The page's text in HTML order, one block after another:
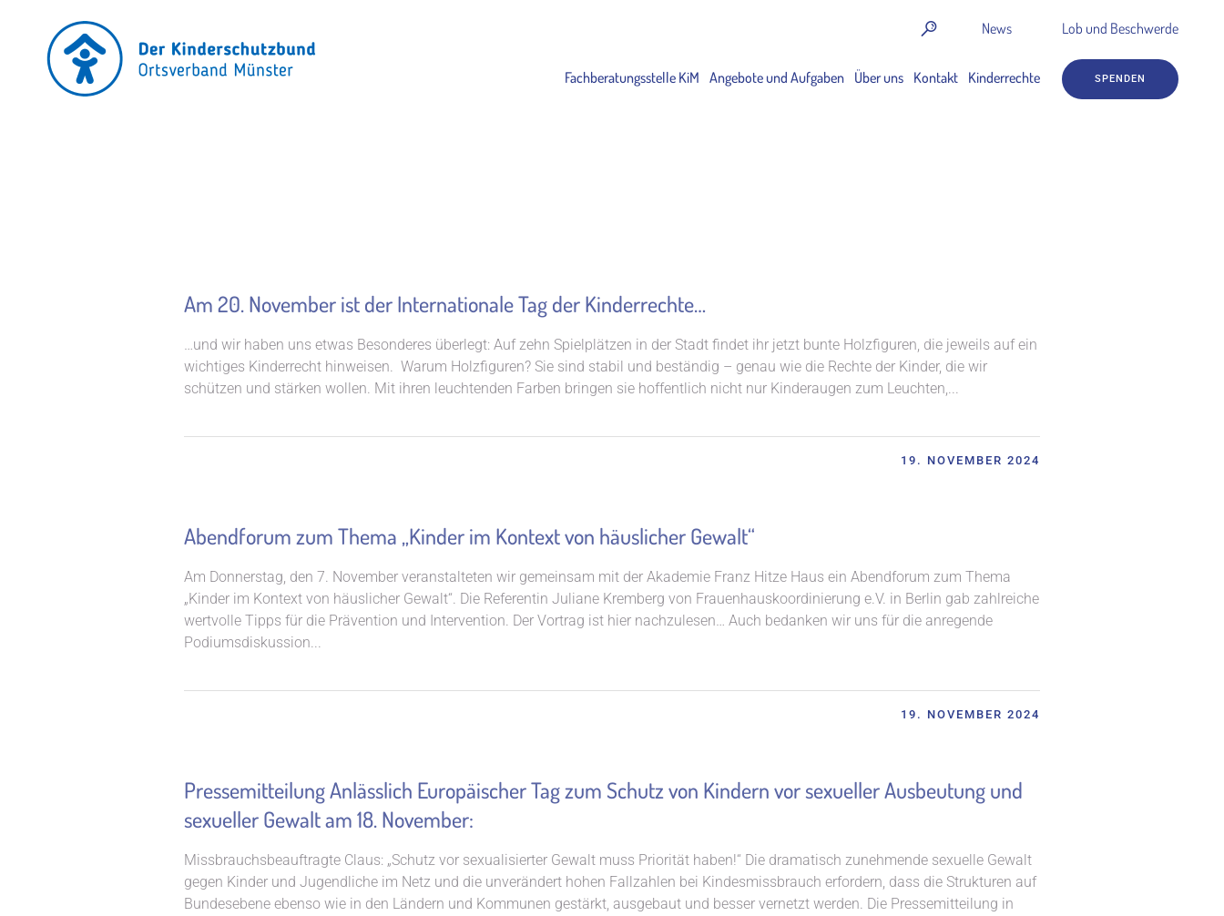
News Lob und Beschwerde
SPENDEN
Fachberatungsstelle KiM Angebote und Aufgaben Über uns Kontakt Kinderrechte
Am 20. November ist der Internationale Tag der Kinderrechte…
…und wir haben uns etwas Besonderes überlegt: Auf zehn Spielplätzen in der Stadt findet ihr jetzt bunte Holzfiguren, die jeweils auf ein
wichtiges Kinderrecht hinweisen. Warum Holzfiguren? Sie sind stabil und beständig – genau wie die Rechte der Kinder, die wir
schützen und stärken wollen. Mit ihren leuchtenden Farben bringen sie hoffentlich nicht nur Kinderaugen zum Leuchten,...
19. NOVEMBER 2024
Abendforum zum Thema „Kinder im Kontext von häuslicher Gewalt“
Am Donnerstag, den 7. November veranstalteten wir gemeinsam mit der Akademie Franz Hitze Haus ein Abendforum zum Thema
„Kinder im Kontext von häuslicher Gewalt“. Die Referentin Juliane Kremberg von Frauenhauskoordinierung e.V. in Berlin gab zahlreiche
wertvolle Tipps für die Prävention und Intervention. Der Vortrag ist hier nachzulesen… Auch bedanken wir uns für die anregende
Podiumsdiskussion...
19. NOVEMBER 2024
Pressemitteilung Anlässlich Europäischer Tag zum Schutz von Kindern vor sexueller Ausbeutung und
sexueller Gewalt am 18. November:
Missbrauchsbeauftragte Claus: „Schutz vor sexualisierter Gewalt muss Priorität haben!“ Die dramatisch zunehmende sexuelle Gewalt
gegen Kinder und Jugendliche im Netz und die unverändert hohen Fallzahlen bei Kindesmissbrauch erfordern, dass die Strukturen auf
Bundesebene ebenso wie in den Ländern und Kommunen gestärkt, ausgebaut und besser vernetzt werden. Die Pressemitteilung in